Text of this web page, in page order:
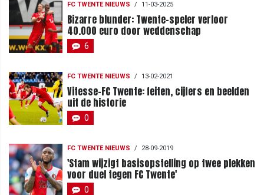
FC TWENTE NIEUWS / 11-03-2025
Bizarre blunder: Twente-speler verloor
40.000 euro door weddenschap
6
FC TWENTE NIEUWS / 13-02-2021
Vitesse-FC Twente: feiten, cijfers en beelden
uit de historie
0
FC TWENTE NIEUWS / 28-09-2019
'Stam wijzigt basisopstelling op twee plekken
voor duel tegen FC Twente'
0